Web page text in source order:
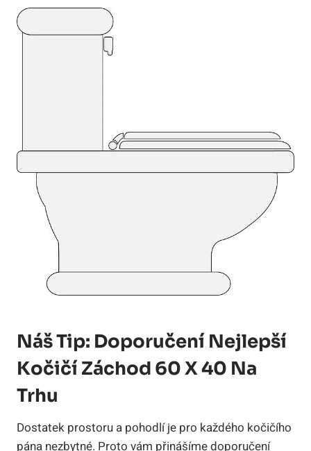
Náš Tip: Doporučení Nejlepší
Kočičí Záchod 60 X 40 Na
Trhu
Dostatek prostoru a pohodlí je pro každého kočičího
pána nezbytné. Proto vám přinášíme doporučení